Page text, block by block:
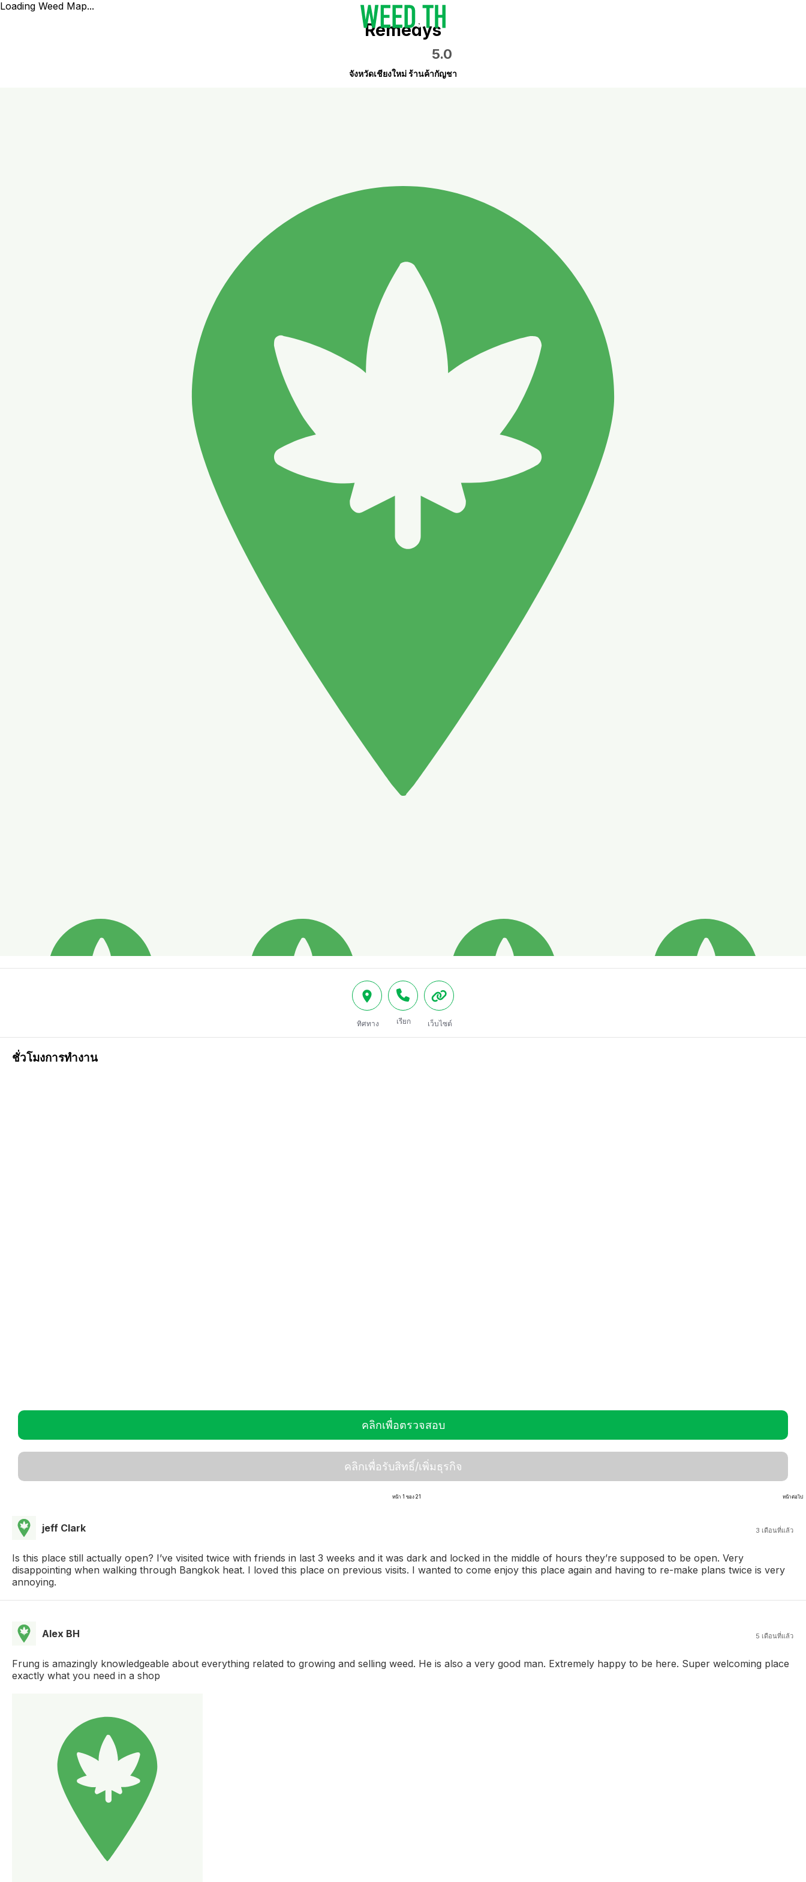
Loading Weed Map...
Remedys
5.0
จังหวัดเชียงใหม่ ร้านค้ากัญชา
ทิศทาง เรียก เว็บไซต์
ชั่วโมงการทำงาน
คลิกเพื่อตรวจสอบ
คลิกเพื่อรับสิทธิ์/เพิ่มธุรกิจ
หน้า 1 ของ 21 หน้าต่อไป
jeff Clark 3 เดือนที่แล้ว
Is this place still actually open? I’ve visited twice with friends in last 3 weeks and it was dark and locked in the middle of hours they’re supposed to be open. Very
disappointing when walking through Bangkok heat. I loved this place on previous visits. I wanted to come enjoy this place again and having to re-make plans twice is very
annoying.
Alex BH 5 เดือนที่แล้ว
Frung is amazingly knowledgeable about everything related to growing and selling weed. He is also a very good man. Extremely happy to be here. Super welcoming place
exactly what you need in a shop